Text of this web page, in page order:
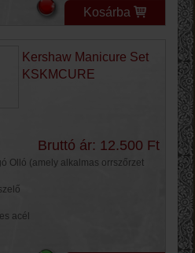
Kosárba
Kershaw Manicure Set
KSKMCURE
Bruttó ár: 12.500 Ft
Olló (amely alkalmas orrszőrzet
acél